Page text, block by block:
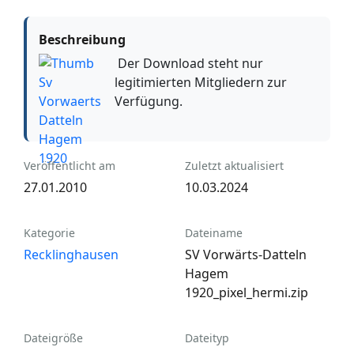
Beschreibung
Der Download steht nur
legitimierten Mitgliedern zur
Verfügung.
Veröffentlicht am
27.01.2010
Zuletzt aktualisiert
10.03.2024
Kategorie
Recklinghausen
Dateiname
SV Vorwärts-Datteln
Hagem
1920_pixel_hermi.zip
Dateigröße Dateityp